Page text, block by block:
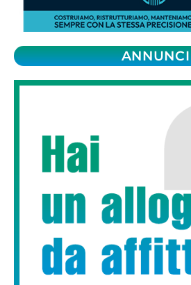
ANNUNCI